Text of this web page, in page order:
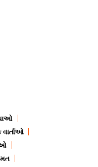
વાર્તાઓ